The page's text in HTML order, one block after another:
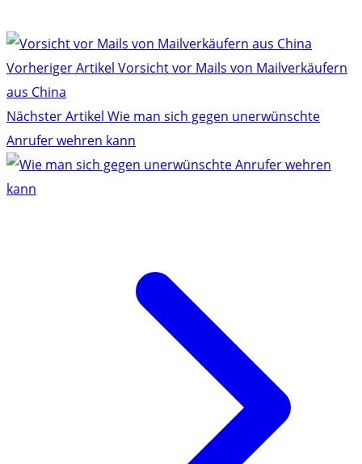
Vorheriger Artikel Vorsicht vor Mails von Mailverkäufern
aus China
Nächster Artikel Wie man sich gegen unerwünschte
Anrufer wehren kann